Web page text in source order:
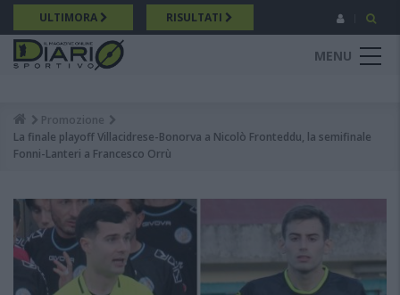
Salta
al
contenuto
principale
ULTIMORA RISULTATI
MENU
Breadcrumb
Promozione
La finale playoff Villacidrese-Bonorva a Nicolò Fronteddu, la semifinale
Fonni-Lanteri a Francesco Orrù